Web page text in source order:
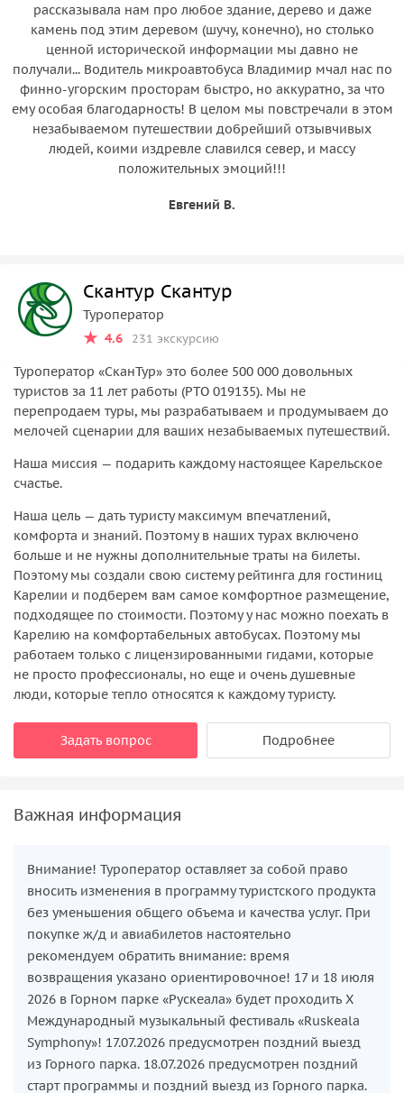
реки Тохмайоки
Автобусная трассовая экскурсия «Сортавала: город
двух имен и трех культур»
Остановка у рускеальских водопадов Ахвенкоски
Автобусная трассовая экскурсия в Приозерск
«Легенды Карельского перешейка: от викингов до
наших дней»
Автобусная трассовая экскурсия «Дорога в страну
рассказывала нам про любое здание, дерево и даже
камень под этим деревом (шучу, конечно), но столько
ценной исторической информации мы давно не
получали... Водитель микроавтобуса Владимир мчал нас по
финно-угорским просторам быстро, но аккуратно, за что
ему особая благодарность! В целом мы повстречали в этом
незабываемом путешествии добрейший отзывчивых
людей, коими издревле славился север, и массу
положительных эмоций!!!
Евгений В.
Скантур Скантур
Туроператор
4.6
231 экскурсию
Туроператор «‎СканТур»‎ это более 500 000 довольных
туристов за 11 лет работы (РТО 019135). Мы не
перепродаем туры, мы разрабатываем и продумываем до
мелочей сценарии для ваших незабываемых путешествий.
Наша миссия — подарить каждому настоящее Карельское
счастье.
Наша цель — дать туристу максимум впечатлений,
комфорта и знаний. Поэтому в наших турах включено
больше и не нужны дополнительные траты на билеты.
Поэтому мы создали свою систему рейтинга для гостиниц
Карелии и подберем вам самое комфортное размещение,
подходящее по стоимости. Поэтому у нас можно поехать в
Карелию на комфортабельных автобусах. Поэтому мы
работаем только с лицензированными гидами, которые
не просто профессионалы, но еще и очень душевные
люди, которые тепло относятся к каждому туристу.
Задать вопрос Подробнее
Важная информация
Внимание! Туроператор оставляет за собой право
вносить изменения в программу туристского продукта
без уменьшения общего объема и качества услуг. При
покупке ж/д и авиабилетов настоятельно
рекомендуем обратить внимание: время
возвращения указано ориентировочное! 17 и 18 июля
2026 в Горном парке «Рускеала» будет проходить X
Международный музыкальный фестиваль «Ruskeala
Symphony»! 17.07.2026 предусмотрен поздний выезд
из Горного парка. 18.07.2026 предусмотрен поздний
старт программы и поздний выезд из Горного парка.